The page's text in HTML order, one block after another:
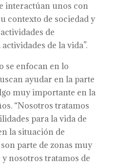
interactúan unos con
contexto de sociedad y
de
de la vida”.
se enfocan en lo
ayudar en la parte
muy importante en la
“Nosotros tratamos
para la vida de
la situación de
parte de zonas muy
nosotros tratamos de